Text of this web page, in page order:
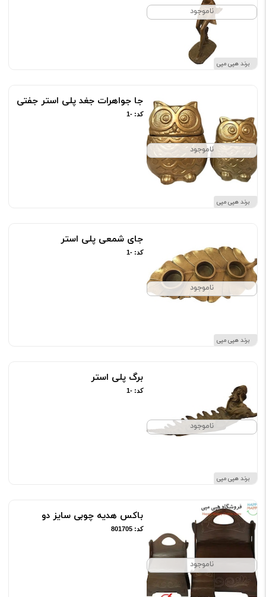
ناموجود
برند هپی مپی
ناموجود
برند هپی مپی
جا جواهرات جغد پلی استر جفتی
کد: -1
ناموجود
برند هپی مپی
جای شمعی پلی استر
کد: -1
ناموجود
برند هپی مپی
برگ پلی استر
کد: -1
ناموجود
باکس هدیه چوبی سایز دو
کد: 801705